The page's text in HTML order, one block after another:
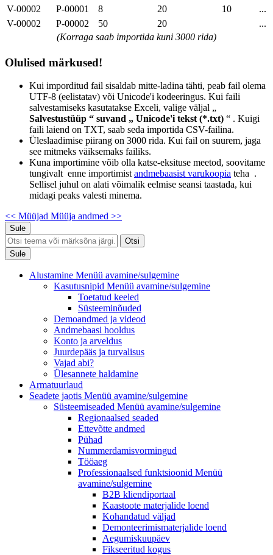
V-00002 P-00001 8 20 10
...
V-00002
P-00002 50 20
...
(Korraga saab importida kuni 3000 rida)
Olulised märkused!
Kui imporditud fail sisaldab mitte-ladina tähti, peab fail olema
UTF-8 (eelistatav) või Unicode'i kodeeringus. Kui faili
salvestamiseks kasutatakse Exceli, valige väljal „
Salvestustüüp “ suvand „ Unicode'i tekst (*.txt) “ . Kuigi
faili laiend on TXT, saab seda importida CSV-failina.
Üleslaadimise piirang on 3000 rida. Kui fail on suurem, jaga
see mitmeks väiksemaks failiks.
Kuna importimine võib olla katse-eksituse meetod, soovitame
tungivalt enne importimist andmebaasist varukoopia teha .
Sellisel juhul on alati võimalik eelmise seansi taastada, kui
midagi peaks valesti minema.
<< Müüjad Müüja andmed >>
Sule
Otsi
Sule
Alustamine Menüü avamine/sulgemine
Kasutusnipid Menüü avamine/sulgemine
Toetatud keeled
Süsteeminõuded
Demoandmed ja videod
Andmebaasi hooldus
Konto ja arveldus
Juurdepääs ja turvalisus
Vajad abi?
Ülesannete haldamine
Armatuurlaud
Seadete jaotis Menüü avamine/sulgemine
Süsteemiseaded Menüü avamine/sulgemine
Regionaalsed seaded
Ettevõtte andmed
Pühad
Nummerdamisvormingud
Tööaeg
Professionaalsed funktsioonid Menüü
avamine/sulgemine
B2B kliendiportaal
Kaastoote materjalide loend
Kohandatud väljad
Demonteerimismaterjalide loend
Aegumiskuupäev
Fikseeritud kogus